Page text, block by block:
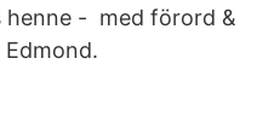
henne - med förord &